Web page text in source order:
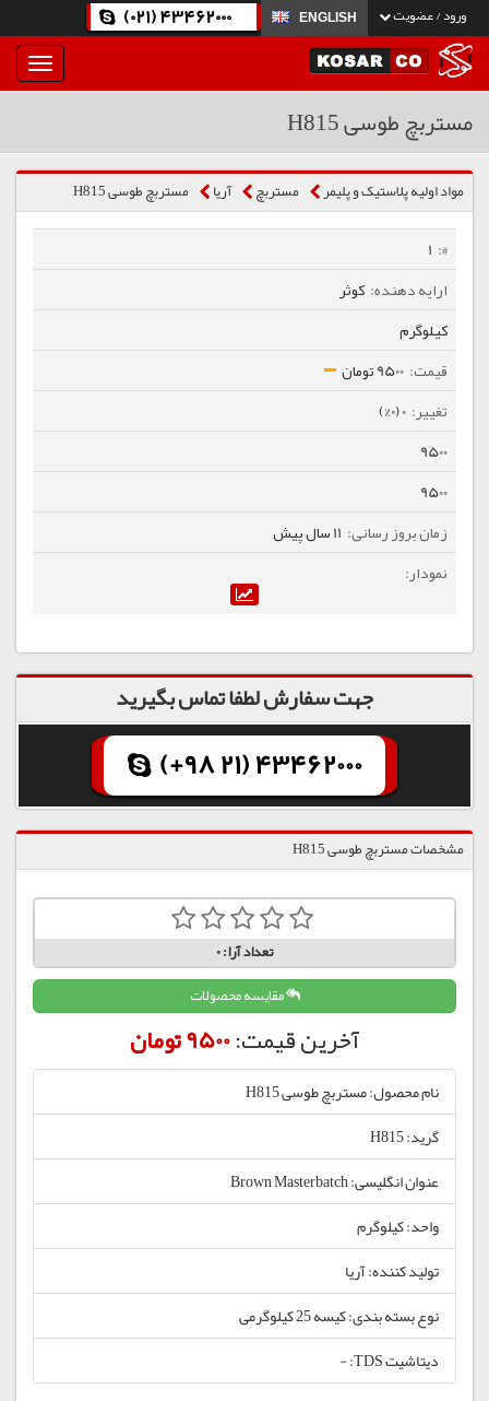
ورود / عضویت ENGLISH
(021) 43462000
بار
و
مستربچ طوسی H815
مواد اولیه پلاستیک و پلیمر مستربچ آریا مستربچ طوسی H815
1
کوثر
کیلوگرم
9500 تومان
0 (0%)
9500
9500
11 سال پیش
جهت سفارش لطفا تماس بگیرید
(+98 21) 43462000
مشخصات مستربچ طوسی H815
تعداد آرا:0
مقایسه محصولات
آخرین قیمت:9500 تومان
نام محصول: مستربچ طوسی H815
گرید: H815
عنوان انگلیسی: Brown Masterbatch
واحد: کیلوگرم
تولید کننده: آریا
نوع بسته بندی: کیسه 25 کیلوگرمی
دیتاشیت TDS: -